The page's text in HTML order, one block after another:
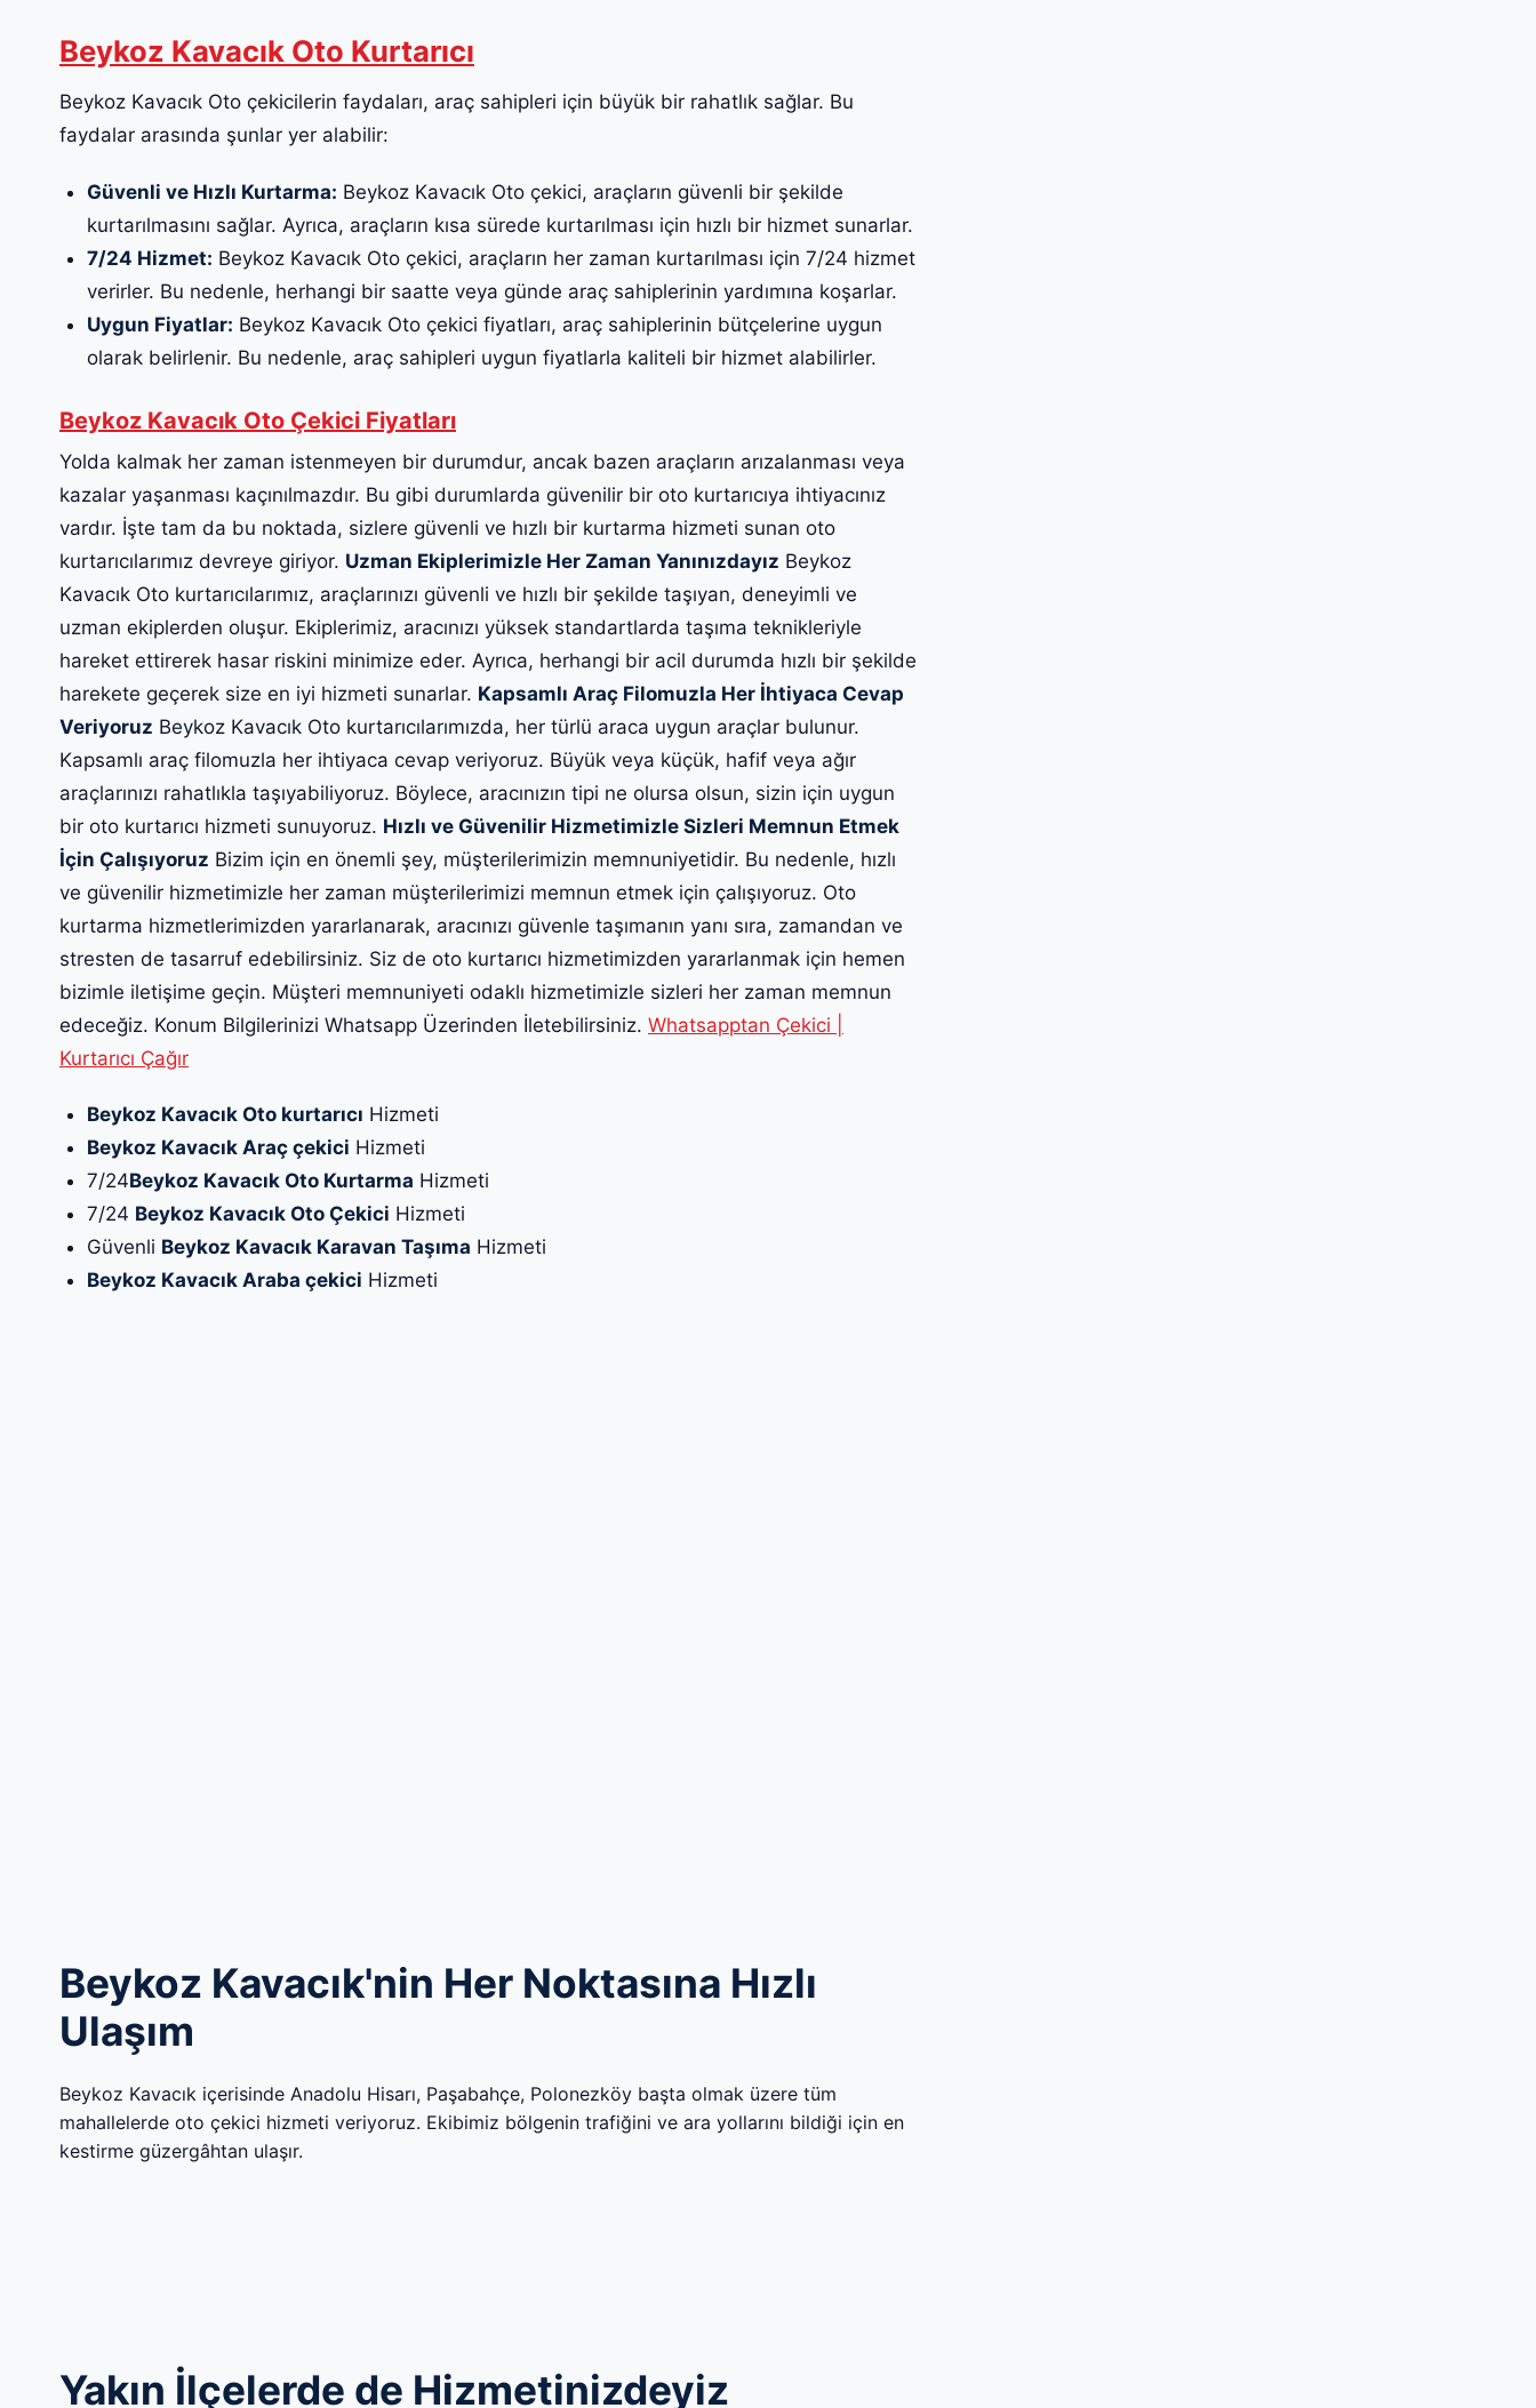
Beykoz Kavacık Oto Kurtarıcı
Beykoz Kavacık Oto çekicilerin faydaları, araç sahipleri için büyük bir rahatlık sağlar. Bu
faydalar arasında şunlar yer alabilir:
Güvenli ve Hızlı Kurtarma: Beykoz Kavacık Oto çekici, araçların güvenli bir şekilde
kurtarılmasını sağlar. Ayrıca, araçların kısa sürede kurtarılması için hızlı bir hizmet sunarlar.
7/24 Hizmet: Beykoz Kavacık Oto çekici, araçların her zaman kurtarılması için 7/24 hizmet
verirler. Bu nedenle, herhangi bir saatte veya günde araç sahiplerinin yardımına koşarlar.
Uygun Fiyatlar: Beykoz Kavacık Oto çekici fiyatları, araç sahiplerinin bütçelerine uygun
olarak belirlenir. Bu nedenle, araç sahipleri uygun fiyatlarla kaliteli bir hizmet alabilirler.
Beykoz Kavacık Oto Çekici Fiyatları
Yolda kalmak her zaman istenmeyen bir durumdur, ancak bazen araçların arızalanması veya
kazalar yaşanması kaçınılmazdır. Bu gibi durumlarda güvenilir bir oto kurtarıcıya ihtiyacınız
vardır. İşte tam da bu noktada, sizlere güvenli ve hızlı bir kurtarma hizmeti sunan oto
kurtarıcılarımız devreye giriyor. Uzman Ekiplerimizle Her Zaman Yanınızdayız Beykoz
Kavacık Oto kurtarıcılarımız, araçlarınızı güvenli ve hızlı bir şekilde taşıyan, deneyimli ve
uzman ekiplerden oluşur. Ekiplerimiz, aracınızı yüksek standartlarda taşıma teknikleriyle
hareket ettirerek hasar riskini minimize eder. Ayrıca, herhangi bir acil durumda hızlı bir şekilde
harekete geçerek size en iyi hizmeti sunarlar. Kapsamlı Araç Filomuzla Her İhtiyaca Cevap
Veriyoruz Beykoz Kavacık Oto kurtarıcılarımızda, her türlü araca uygun araçlar bulunur.
Kapsamlı araç filomuzla her ihtiyaca cevap veriyoruz. Büyük veya küçük, hafif veya ağır
araçlarınızı rahatlıkla taşıyabiliyoruz. Böylece, aracınızın tipi ne olursa olsun, sizin için uygun
bir oto kurtarıcı hizmeti sunuyoruz. Hızlı ve Güvenilir Hizmetimizle Sizleri Memnun Etmek
İçin Çalışıyoruz Bizim için en önemli şey, müşterilerimizin memnuniyetidir. Bu nedenle, hızlı
ve güvenilir hizmetimizle her zaman müşterilerimizi memnun etmek için çalışıyoruz. Oto
kurtarma hizmetlerimizden yararlanarak, aracınızı güvenle taşımanın yanı sıra, zamandan ve
stresten de tasarruf edebilirsiniz. Siz de oto kurtarıcı hizmetimizden yararlanmak için hemen
bizimle iletişime geçin. Müşteri memnuniyeti odaklı hizmetimizle sizleri her zaman memnun
edeceğiz. Konum Bilgilerinizi Whatsapp Üzerinden İletebilirsiniz. Whatsapptan Çekici |
Kurtarıcı Çağır
Beykoz Kavacık Oto kurtarıcı Hizmeti
Beykoz Kavacık Araç çekici Hizmeti
7/24Beykoz Kavacık Oto Kurtarma Hizmeti
7/24 Beykoz Kavacık Oto Çekici Hizmeti
Güvenli Beykoz Kavacık Karavan Taşıma Hizmeti
Beykoz Kavacık Araba çekici Hizmeti
Beykoz Kavacık'nin Her Noktasına Hızlı
Ulaşım
Beykoz Kavacık içerisinde Anadolu Hisarı, Paşabahçe, Polonezköy başta olmak üzere tüm
mahallelerde oto çekici hizmeti veriyoruz. Ekibimiz bölgenin trafiğini ve ara yollarını bildiği için en
kestirme güzergâhtan ulaşır.
Yakın İlçelerde de Hizmetinizdeyiz